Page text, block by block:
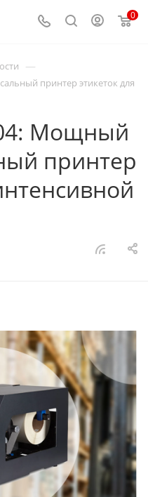
0
—
принтер этикеток для
Мощный
принтер